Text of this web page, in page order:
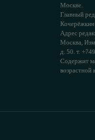
Москве.
Главный
Адрес
Москва,
д. 50. т.
Содержит
возрастной